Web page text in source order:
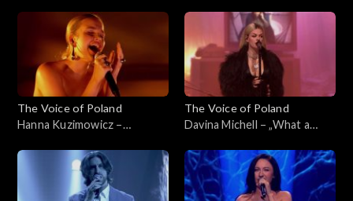
8 listopada 2025
Live 1, 8 listopada 2025
The Voice of Poland
Hanna Kuzimowicz –
Voice of Poland”, Live 1, 8
listopada 2025
The Voice of Poland
Davina Michell – „What a
Poland”, Live 1, 8 listopada
2025